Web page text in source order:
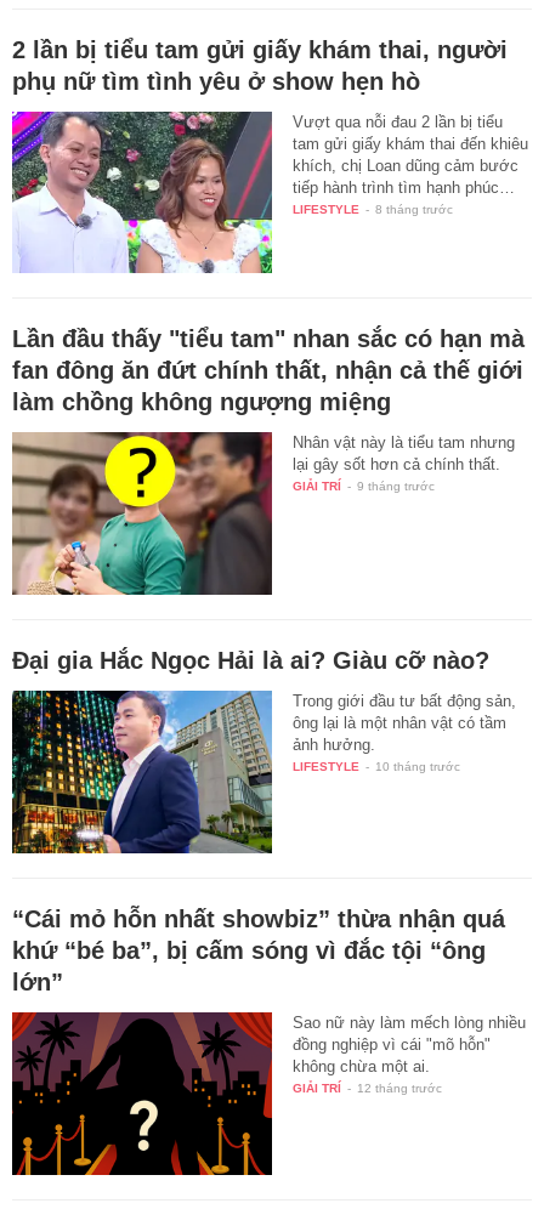
2 lần bị tiểu tam gửi giấy khám thai, người
phụ nữ tìm tình yêu ở show hẹn hò
Vượt qua nỗi đau 2 lần bị tiểu
tam gửi giấy khám thai đến khiêu
khích, chị Loan dũng cảm bước
tiếp hành trình tìm hạnh phúc…
LIFESTYLE - 8 tháng trước
Lần đầu thấy "tiểu tam" nhan sắc có hạn mà
fan đông ăn đứt chính thất, nhận cả thế giới
làm chồng không ngượng miệng
Nhân vật này là tiểu tam nhưng
lại gây sốt hơn cả chính thất.
GIẢI TRÍ - 9 tháng trước
Đại gia Hắc Ngọc Hải là ai? Giàu cỡ nào?
Trong giới đầu tư bất động sản,
ông lại là một nhân vật có tầm
ảnh hưởng.
LIFESTYLE - 10 tháng trước
“Cái mỏ hỗn nhất showbiz” thừa nhận quá
khứ “bé ba”, bị cấm sóng vì đắc tội “ông
lớn”
Sao nữ này làm mếch lòng nhiều
đồng nghiệp vì cái "mõ hỗn"
không chừa một ai.
GIẢI TRÍ - 12 tháng trước